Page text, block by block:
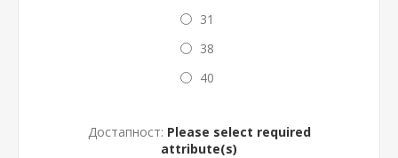
31
38
40
Достапност: Please select required
attribute(s)